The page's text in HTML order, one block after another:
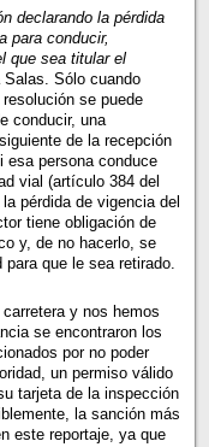
declarando la pérdida
para conducir,
que sea titular el
Sólo cuando
se puede
conducir, una
de la recepción
esa persona conduce
vial (artículo 384 del
pérdida de vigencia del
tiene obligación de
y, de no hacerlo, se
que le sea retirado.
y nos hemos
se encontraron los
por no poder
un permiso válido
tarjeta de la inspección
la sanción más
este reportaje, ya que